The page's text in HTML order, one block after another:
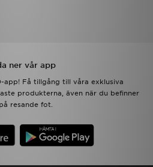
ner vår app
app! Få tillgång till våra exklusiva
produkterna, även när du befinner
resande fot.